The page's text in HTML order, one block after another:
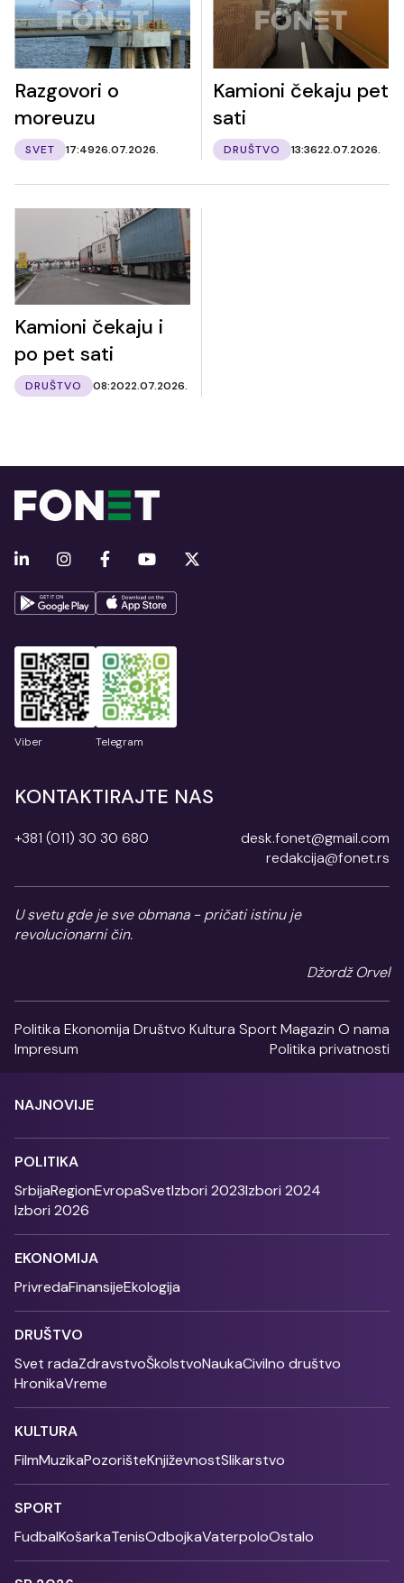
Razgovori o
moreuzu
SVET 17:4926.07.2026.
Kamioni čekaju pet
sati
DRUŠTVO 13:3622.07.2026.
Kamioni čekaju i
po pet sati
DRUŠTVO 08:2022.07.2026.
Viber Telegram
KONTAKTIRAJTE NAS
+381 (011) 30 30 680
desk.fonet@gmail.com
redakcija@fonet.rs
U svetu gde je sve obmana - pričati istinu je
revolucionarni čin.
Džordž Orvel
Politika Ekonomija Društvo Kultura SportMagazin O nama
Impresum
Politika privatnosti
NAJNOVIJE
POLITIKA
SrbijaRegionEvropaSvetIzbori 2023Izbori 2024
Izbori 2026
EKONOMIJA
PrivredaFinansijeEkologija
DRUŠTVO
Svet radaZdravstvoŠkolstvoNaukaCivilno društvo
HronikaVreme
KULTURA
FilmMuzikaPozorišteKnjiževnostSlikarstvo
SPORT
FudbalKošarkaTenisOdbojkaVaterpoloOstalo